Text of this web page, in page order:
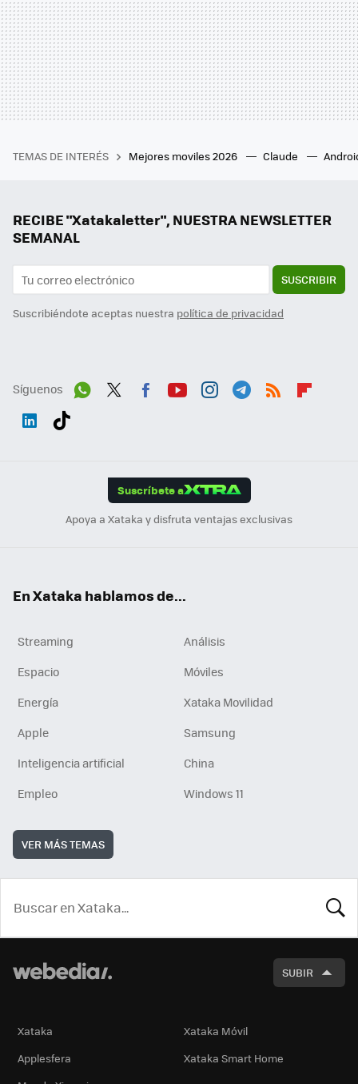
TEMAS DE INTERÉS Mejores moviles 2026 Claude
RECIBE "Xatakaletter", NUESTRA NEWSLETTER
SEMANAL
SUSCRIBIR
Suscribiéndote aceptas nuestra política de privacidad
Síguenos
Suscríbete a
Apoya a Xataka y disfruta ventajas exclusivas
En Xataka hablamos de...
Streaming
Análisis
Espacio
Móviles
Energía
Xataka Movilidad
Apple
Samsung
Inteligencia artificial
China
Empleo
Windows 11
VER MÁS TEMAS
SUBIR
Xataka
Xataka Móvil
Applesfera
Xataka Smart Home